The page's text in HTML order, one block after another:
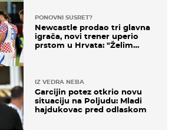
PONOVNI SUSRET?
Newcastle prodao tri glavna
igrača, novi trener uperio
prstom u Hrvata: "Želim
IZ VEDRA NEBA
Garcijin potez otkrio novu
situaciju na Poljudu: Mladi
hajdukovac pred odlaskom